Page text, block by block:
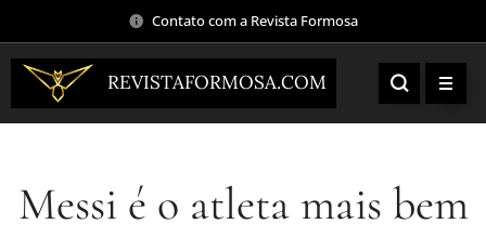
Contato com a Revista Formosa
REVISTAFORMOSA.COM
Messi é o atleta mais bem